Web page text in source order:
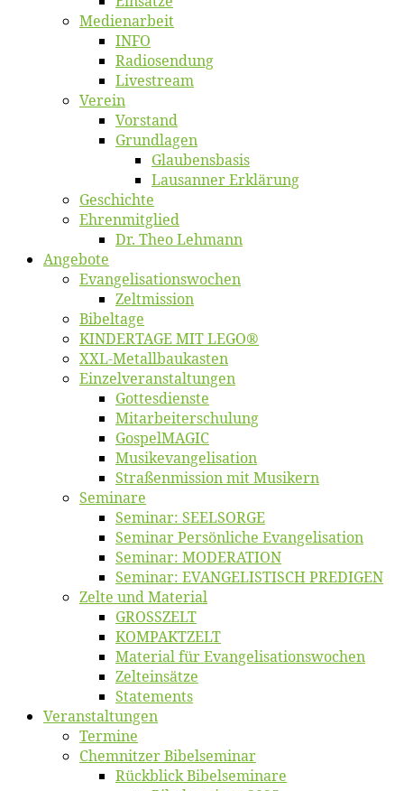
Me­di­en­ar­beit
INFO
Ra­dio­sen­dung
Live­stream
Ver­ein
Vor­stand
Grund­la­gen
Glaubens­ba­sis
Lausan­ner Erklärung
Ge­schich­te
Eh­ren­mit­glied
Dr. Theo Lehmann
An­ge­bo­te
Evangelisa­tions­wo­chen
Zelt­mis­si­on
Bi­bel­ta­ge
KINDERTAGE MIT LEGO®
XXL-Me­­tal­l­­bau­­kas­­ten
Einzelver­an­stal­tungen
Got­tes­diens­te
Mitarbeiter­schulung
Gos­pel­MA­GIC
Musikevan­ge­li­sa­tion
Straßenmis­sion mit Musikern
Se­mi­na­re
Se­mi­nar: SEELSORGE
Se­mi­nar Per­sön­li­che Evangelisation
Se­mi­nar: MODERATION
Se­mi­nar: EVANGELISTISCH PREDIGEN
Zel­te und Material
GROSSZELT
KOMPAKTZELT
Ma­te­ri­al für Evangelisationswochen
Zelt­ein­sät­ze
State­ments
Ver­an­stal­tun­gen
Ter­mi­ne
Chemnit­zer Bibelseminar
Rück­blick Bibelseminare